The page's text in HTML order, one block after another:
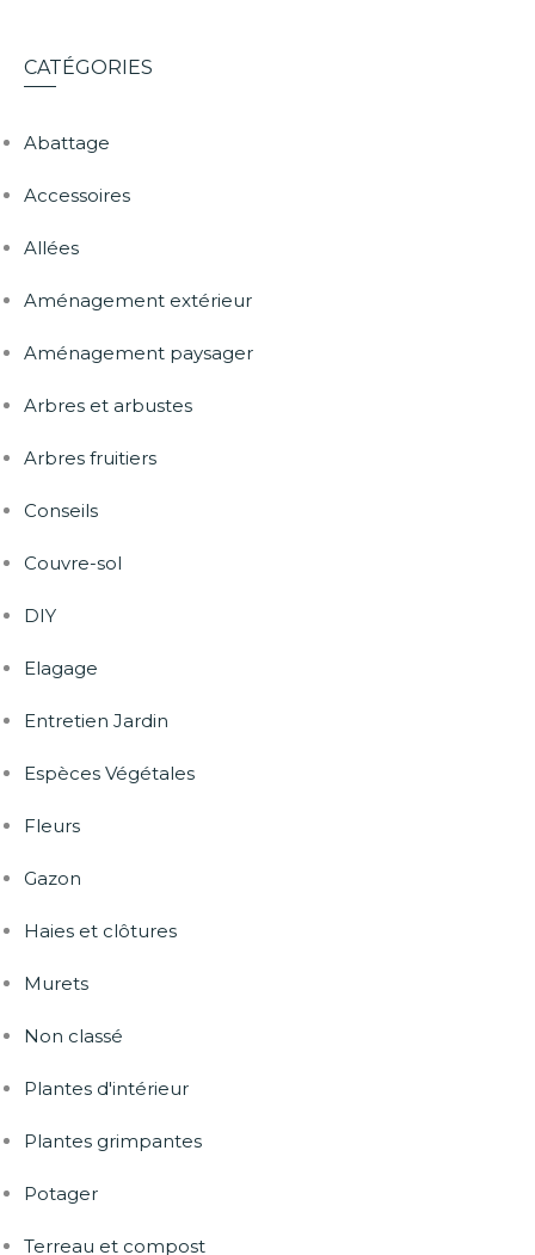
CATÉGORIES
Abattage
Accessoires
Allées
Aménagement extérieur
Aménagement paysager
Arbres et arbustes
Arbres fruitiers
Conseils
Couvre-sol
DIY
Elagage
Entretien Jardin
Espèces Végétales
Fleurs
Gazon
Haies et clôtures
Murets
Non classé
Plantes d'intérieur
Plantes grimpantes
Potager
Terreau et compost